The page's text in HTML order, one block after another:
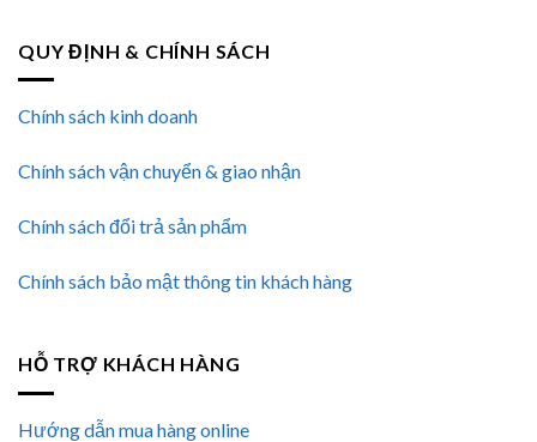
QUY ĐỊNH & CHÍNH SÁCH
Chính sách kinh doanh
Chính sách vận chuyển & giao nhận
Chính sách đổi trả sản phẩm
Chính sách bảo mật thông tin khách hàng
HỖ TRỢ KHÁCH HÀNG
Hướng dẫn mua hàng online